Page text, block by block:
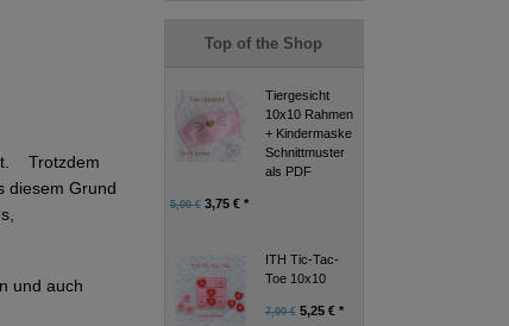
Trotzdem
diesem Grund
und auch
Top of the Shop
Tiergesicht
10x10 Rahmen
+ Kindermaske
Schnittmuster
als PDF
5,00 €3,75 € *
ITH Tic-Tac-
Toe 10x10
7,00 €5,25 € *